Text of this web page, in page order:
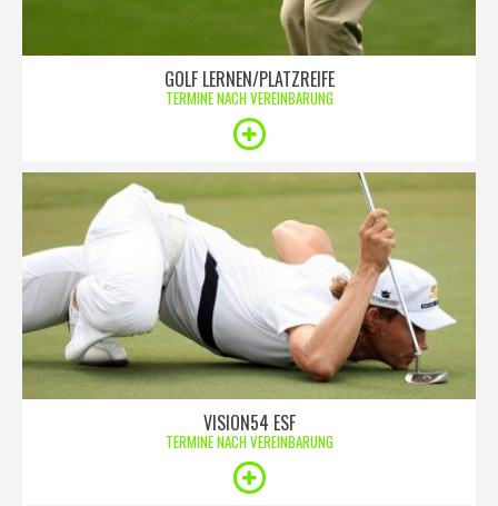
GOLF LERNEN/PLATZREIFE
TERMINE NACH VEREINBARUNG
VISION54 ESF
TERMINE NACH VEREINBARUNG